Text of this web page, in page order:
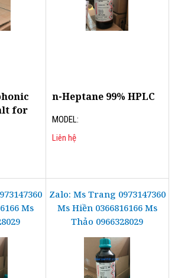
for
n-Heptane 99% HPLC
MODEL:
Liên hệ
Ms
Zalo: Ms Trang 0973147360
Ms Hiền 0366816166 Ms
Thảo 0966328029